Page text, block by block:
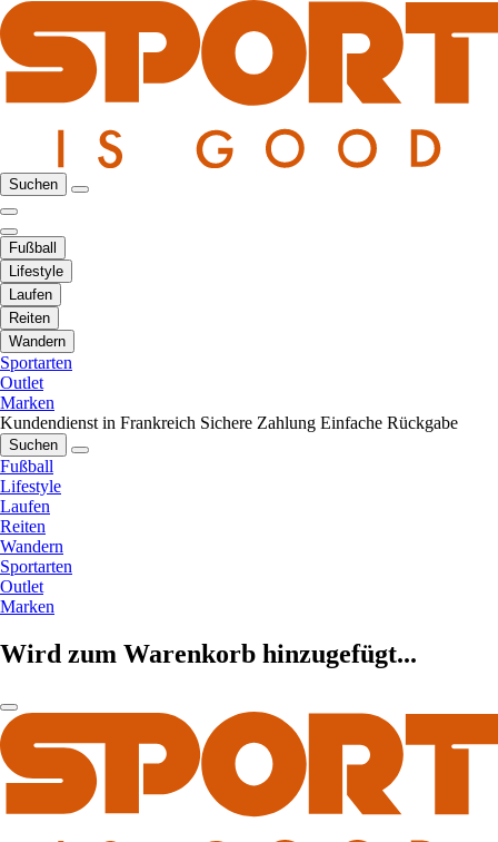
Suchen
Fußball
Lifestyle
Laufen
Reiten
Wandern
Sportarten
Outlet
Marken
Kundendienst in Frankreich Sichere Zahlung Einfache Rückgabe
Suchen
Fußball
Lifestyle
Laufen
Reiten
Wandern
Sportarten
Outlet
Marken
Wird zum Warenkorb hinzugefügt...